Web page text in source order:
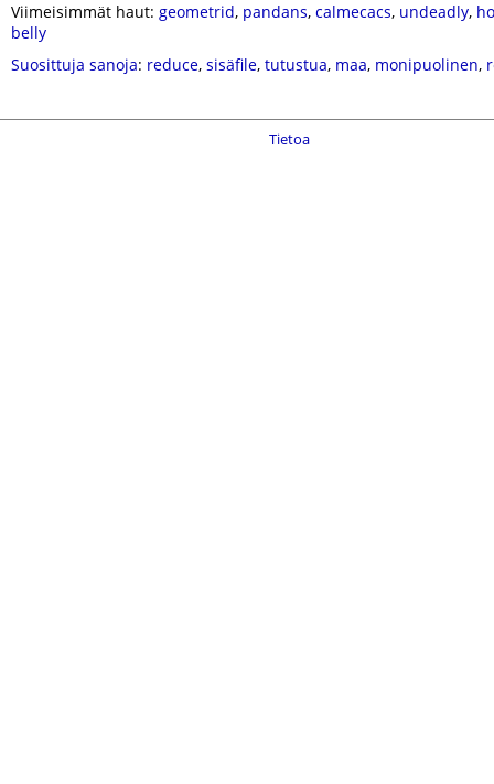
Viimeisimmät haut: geometrid, pandans, calmecacs, undeadly,
belly
Suosittuja sanoja: reduce, sisäfile, tutustua, maa, monipuolinen,
Tietoa